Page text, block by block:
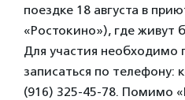
поездке 18 августа в
«Ростокино»), где живут
Для участия необходимо
записаться по
(916) 325-45-78. Помимо